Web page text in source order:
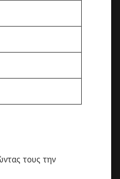
τους την